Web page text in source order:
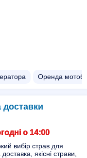
Оренда
доставки
о 14:00
вибір страв для
якісні страви,